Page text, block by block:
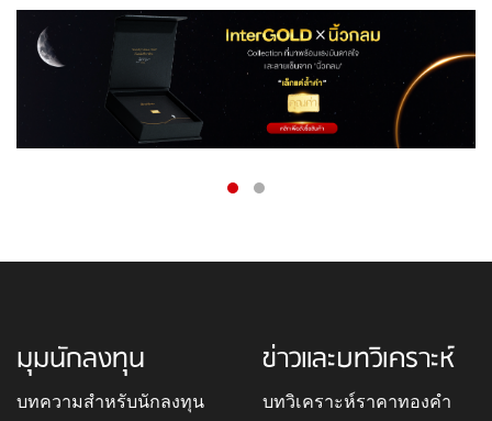
มุมนักลงทุน
บทความสำหรับนักลงทุน
ข่าวและบทวิเคราะห์
บทวิเคราะห์ราคาทองคำ